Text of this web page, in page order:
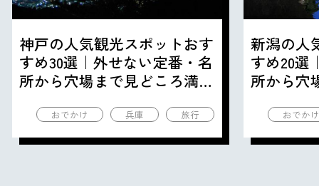
神戸の人気観光スポットおす
すめ30選｜外せない定番・名
所から穴場まで見どころ満載
おでかけ 兵庫 旅行
新潟の人
すめ20選
所から穴
おでか